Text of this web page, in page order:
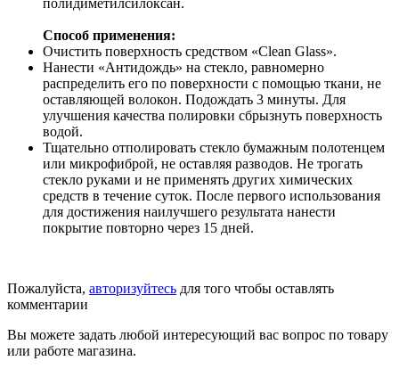
Способ применения:
Очистить поверхность средством «Clean Glass».
Нанести «Антидождь» на стекло, равномерно
распределить его по поверхности с помощью ткани, не
оставляющей волокон. Подождать 3 минуты. Для
улучшения качества полировки сбрызнуть поверхность
водой.
Тщательно отполировать стекло бумажным полотенцем
или микрофиброй, не оставляя разводов. Не трогать
стекло руками и не применять других химических
средств в течение суток. После первого использования
для достижения наилучшего результата нанести
покрытие повторно через 15 дней.
Пожалуйста, авторизуйтесь для того чтобы оставлять
комментарии
Вы можете задать любой интересующий вас вопрос по товару
или работе магазина.